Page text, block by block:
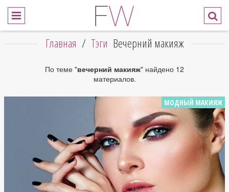
Главная / Тэги Вечерний макияж
По теме "вечерний макияж" найдено 12
материалов.
МОДНЫЙ МАКИЯЖ